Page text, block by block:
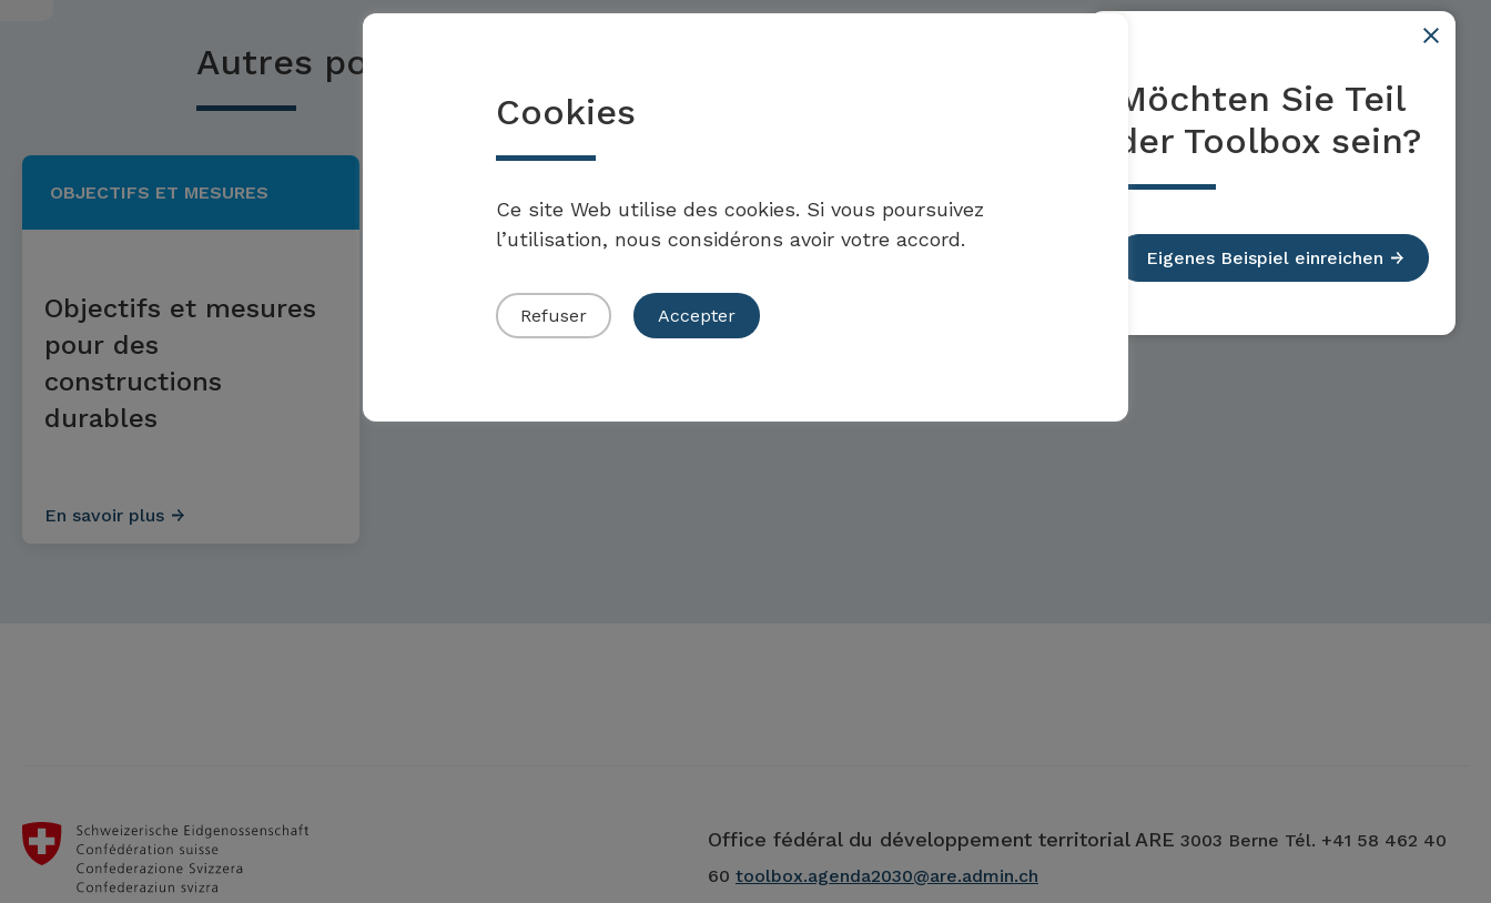
Möchten Sie Teil
der Toolbox sein?
Eigenes Beispiel einreichen
Autres possibilités
OBJECTIFS ET MESURES
Objectifs et mesures
pour des
constructions
durables
En savoir plus
Office fédéral du développement territorial ARE 3003 Berne Tél. +41 58 462 40
60 toolbox.agenda2030@are.admin.ch
Cookies
Ce site Web utilise des cookies. Si vous poursuivez
l’utilisation, nous considérons avoir votre accord.
Refuser Accepter